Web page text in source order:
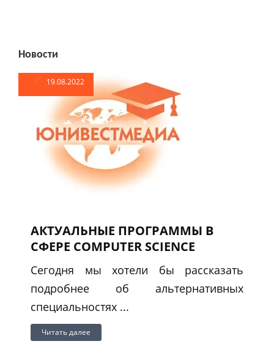
Новости
19.08.2022
АКТУАЛЬНЫЕ ПРОГРАММЫ В
СФЕРЕ COMPUTER SCIENCE
Сегодня мы хотели бы рассказать
подробнее об альтернативных
специальностях ...
Читать далее